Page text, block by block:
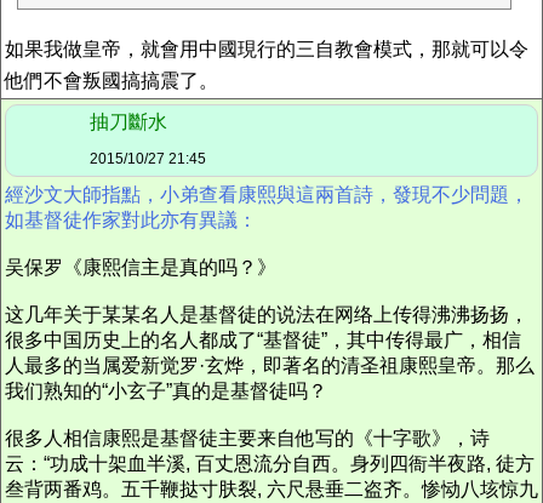
如果我做皇帝，就會用中國現行的三自教會模式，那就可以令
他們不會叛國搞搞震了。
抽刀斷水
2015/10/27 21:45
經沙文大師指點，小弟查看康熙與這兩首詩，發現不少問題，
如基督徒作家對此亦有異議：
吴保罗《康熙信主是真的吗？》
这几年关于某某名人是基督徒的说法在网络上传得沸沸扬扬，
很多中国历史上的名人都成了“基督徒”，其中传得最广，相信
人最多的当属爱新觉罗·玄烨，即著名的清圣祖康熙皇帝。那么
我们熟知的“小玄子”真的是基督徒吗？
很多人相信康熙是基督徒主要来自他写的《十字歌》，诗
云：“功成十架血半溪, 百丈恩流分自西。身列四衙半夜路, 徒方
叁背两番鸡。五千鞭挞寸肤裂, 六尺悬垂二盗齐。惨恸八垓惊九